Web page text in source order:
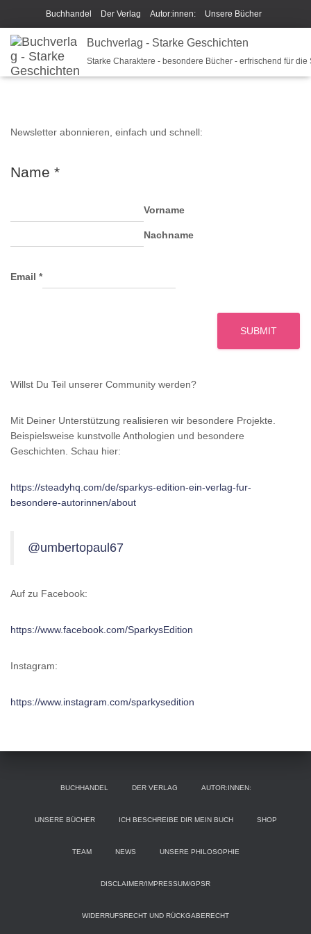
Buchhandel Der Verlag Autor:innen: Unsere Bücher
Ich beschreibe Dir mein Buch Shop Team News
Unsere Philosophie
Buchverlag - Starke Geschichten
Starke Charaktere - besondere Bücher - erfrischend für die
Shop
Newsletter abonnieren, einfach und schnell:
Name *
Vorname
Nachname
Email *
SUBMIT
Willst Du Teil unserer Community werden?
Mit Deiner Unterstützung realisieren wir besondere Projekte.
Beispielsweise kunstvolle Anthologien und besondere
Geschichten. Schau hier:
https://steadyhq.com/de/sparkys-edition-ein-verlag-fur-
besondere-autorinnen/about
@umbertopaul67
Auf zu Facebook:
https://www.facebook.com/SparkysEdition
Instagram:
https://www.instagram.com/sparkysedition
BUCHHANDEL DER VERLAG AUTOR:INNEN:
UNSERE BÜCHER ICH BESCHREIBE DIR MEIN BUCH SHOP
TEAM NEWS UNSERE PHILOSOPHIE
DISCLAIMER/IMPRESSUM/GPSR
WIDERRUFSRECHT UND RÜCKGABERECHT